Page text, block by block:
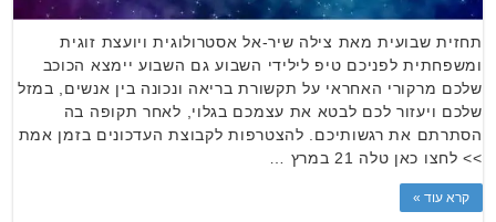
תחזית שבועית מאת צילה שיר-אל אסטרולוגית ויועצת זוגית
ומשפחתית לפניכם טיפ לילידי השבוע גם השבוע יימצא הכוכב
שלכם מרקורי האחראי על תקשורת בריאה ונכונה בין אנשים, במזל
שלכם ויעזור לכם לבטא את עצמכם בגלוי, לאחר תקופה בה
הסתרתם את רגשותיכם. להצטרפות לקבוצת העדכונים בזמן אמת
>> לחצו כאן טלה 21 במרץ …
קרא עוד »